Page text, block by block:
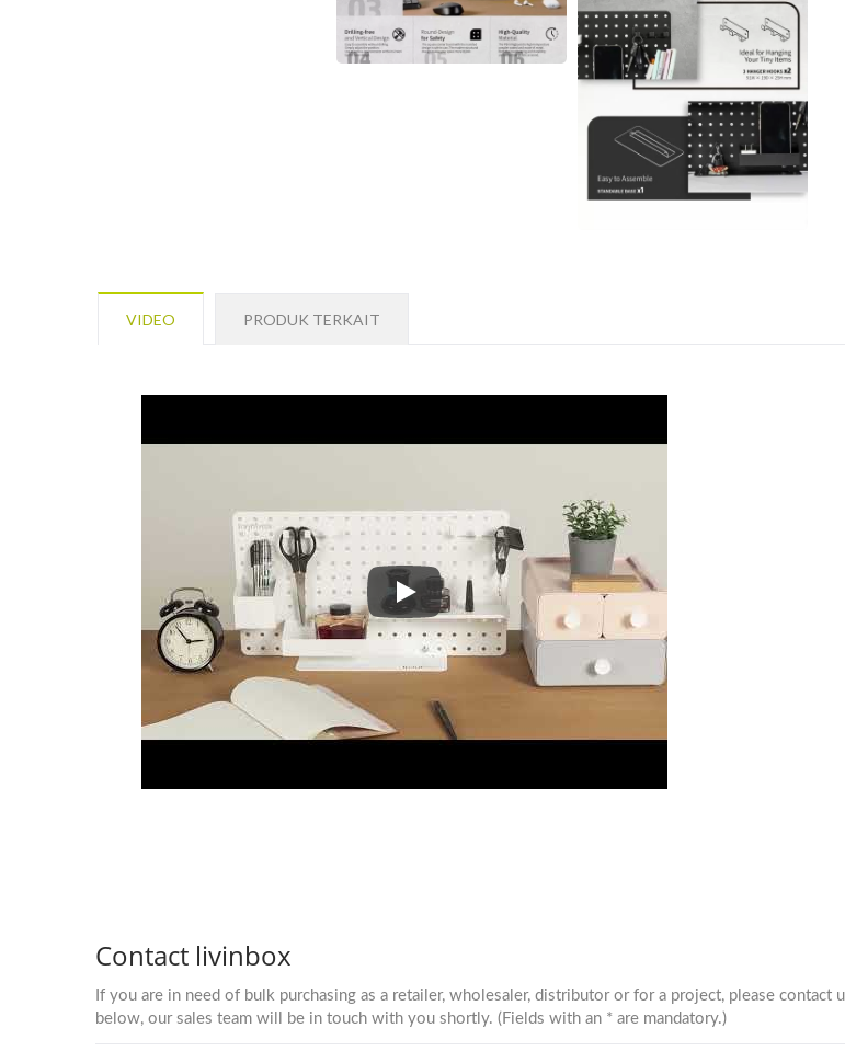
VIDEO PRODUK TERKAIT
Memperkenalkan Penyelenggara Pegboard Logam livinbox.